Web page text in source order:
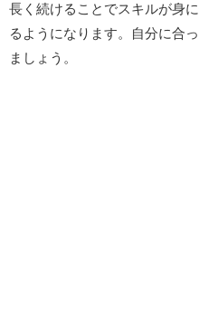
長く続けることでスキルが身
るようになります。自分に合
ましょう。